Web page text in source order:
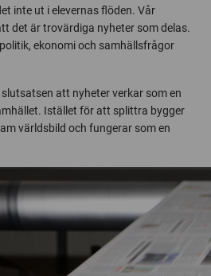
inte ut i elevernas flöden. Vår
det är trovärdiga nyheter som delas.
ekonomi och samhällsfrågor
att nyheter verkar som en
Istället för att splittra bygger
världsbild och fungerar som en